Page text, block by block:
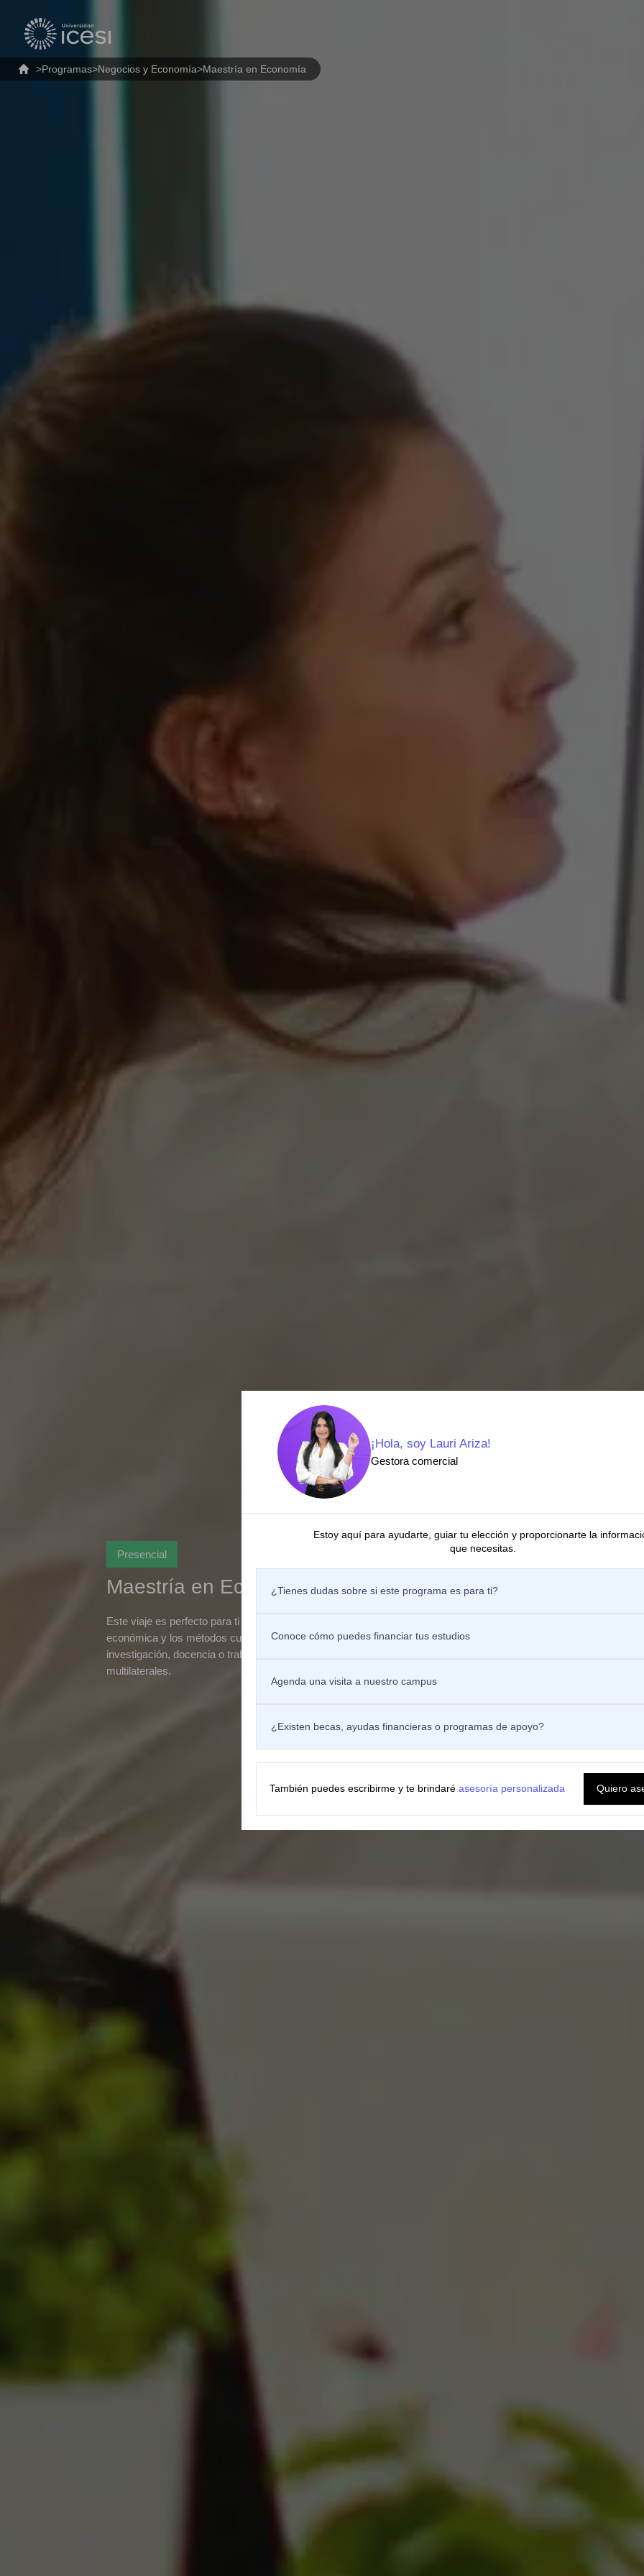
>Programas>Negocios y Economía>Maestría en Economía
Presencial
Maestría en Economía
Este viaje es perfecto para ti si tienes el anhelo de sumergirte en la teoría
económica y los métodos cuantitativos. ¿Tu destino? Una carrera académica en
investigación, docencia o trabajando en entidades gubernamentales, gremios o
multilaterales.
¡Hola, soy Lauri Ariza!
Gestora comercial
Estoy aquí para ayudarte, guiar tu elección y proporcionarte la
que necesitas.
¿Tienes dudas sobre si este programa es para ti?
Conoce cómo puedes financiar tus estudios
Agenda una visita a nuestro campus
¿Existen becas, ayudas financieras o programas de apoyo?
También puedes escribirme y te brindaré asesoría personalizada Quiero